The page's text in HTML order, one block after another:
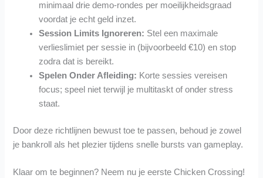
minimaal drie demo‑rondes per moeilijkheidsgraad
voordat je echt geld inzet.
Session Limits Ignoreren: Stel een maximale
verlieslimiet per sessie in (bijvoorbeeld €10) en stop
zodra dat is bereikt.
Spelen Onder Afleiding: Korte sessies vereisen
focus; speel niet terwijl je multitaskt of onder stress
staat.
Door deze richtlijnen bewust toe te passen, behoud je zowel
je bankroll als het plezier tijdens snelle bursts van gameplay.
Klaar om te beginnen? Neem nu je eerste Chicken Crossing!